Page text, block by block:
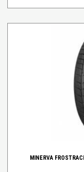
MINERVA